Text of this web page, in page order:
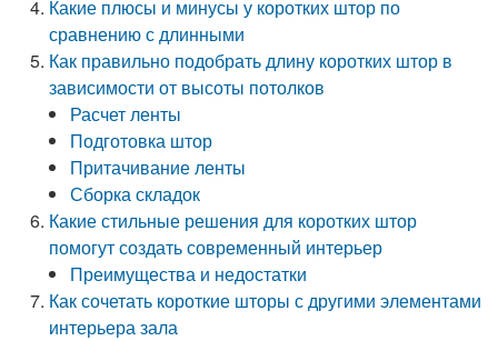
Какие плюсы и минусы у коротких штор по
сравнению с длинными
Как правильно подобрать длину коротких штор в
зависимости от высоты потолков
Расчет ленты
Подготовка штор
Притачивание ленты
Сборка складок
Какие стильные решения для коротких штор
помогут создать современный интерьер
Преимущества и недостатки
Как сочетать короткие шторы с другими элементами
интерьера зала